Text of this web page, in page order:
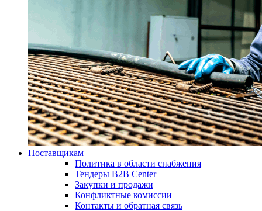
Поставщикам
Политика в области снабжения
Тендеры B2B Center
Закупки и продажи
Конфликтные комиссии
Контакты и обратная связь